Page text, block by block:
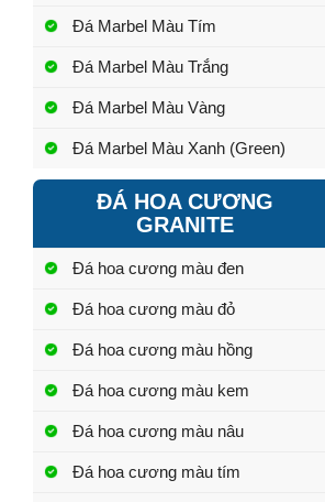
Đá Marbel Màu Tím
Đá Marbel Màu Trắng
Đá Marbel Màu Vàng
Đá Marbel Màu Xanh (Green)
ĐÁ HOA CƯƠNG
GRANITE
Đá hoa cương màu đen
Đá hoa cương màu đỏ
Đá hoa cương màu hồng
Đá hoa cương màu kem
Đá hoa cương màu nâu
Đá hoa cương màu tím